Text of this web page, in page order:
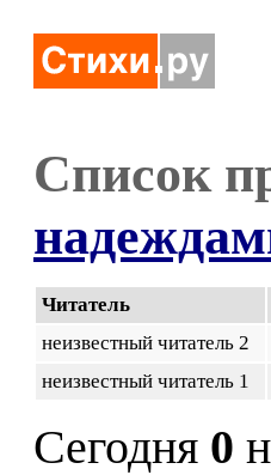
Список
Читатель
неизвестный читатель 2
неизвестный читатель 1
Сегодня 0